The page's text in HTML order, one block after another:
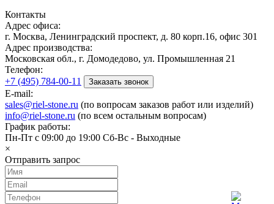
Контакты
Адрес офиса:
г. Москва, Ленинградский проспект, д. 80 корп.16, офис 301
Адрес производства:
Московская обл., г. Домодедово, ул. Промышленная 21
Телефон:
+7 (495) 784-00-11
Заказать звонок
E-mail:
sales@riel-stone.ru (по вопросам заказов работ или изделий)
info@riel-stone.ru (по всем остальным вопросам)
График работы:
Пн-Пт с 09:00 до 19:00 Сб-Вс - Выходные
×
Отправить запрос